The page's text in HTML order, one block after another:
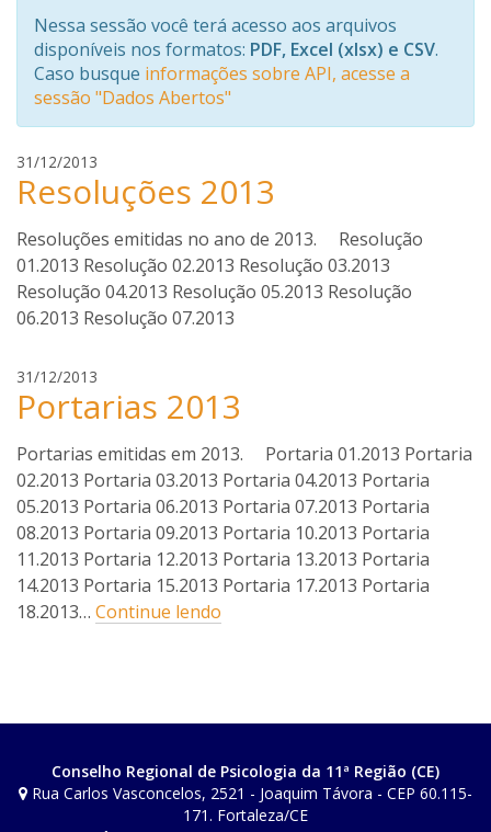
Nessa sessão você terá acesso aos arquivos
disponíveis nos formatos: PDF, Excel (xlsx) e CSV.
Caso busque informações sobre API, acesse a
sessão "Dados Abertos"
31/12/2013
v
i
o
c
r
l
Resoluções 2013
Resoluções emitidas no ano de 2013. Resolução
01.2013 Resolução 02.2013 Resolução 03.2013
Resolução 04.2013 Resolução 05.2013 Resolução
06.2013 Resolução 07.2013
31/12/2013
v
i
o
c
r
l
o
s
Portarias 2013
Portarias emitidas em 2013. Portaria 01.2013 Portaria
02.2013 Portaria 03.2013 Portaria 04.2013 Portaria
05.2013 Portaria 06.2013 Portaria 07.2013 Portaria
08.2013 Portaria 09.2013 Portaria 10.2013 Portaria
11.2013 Portaria 12.2013 Portaria 13.2013 Portaria
14.2013 Portaria 15.2013 Portaria 17.2013 Portaria
18.2013… Continue lendo
Conselho Regional de Psicologia da 11ª Região (CE)
Rua Carlos Vasconcelos, 2521 - Joaquim Távora - CEP 60.115-
171. Fortaleza/CE